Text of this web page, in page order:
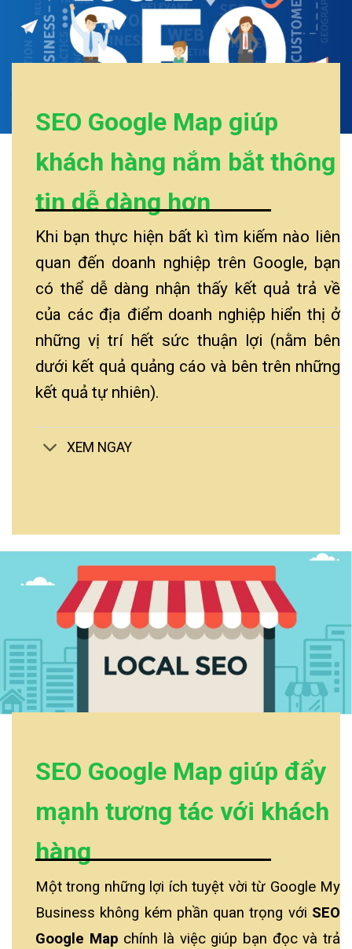
SEO Google Map giúp
khách hàng nắm bắt thông
tin dễ dàng hơn
Khi bạn thực hiện bất kì tìm kiếm nào liên
quan đến doanh nghiệp trên Google, bạn
có thể dễ dàng nhận thấy kết quả trả về
của các địa điểm doanh nghiệp hiển thị ở
những vị trí hết sức thuận lợi (nằm bên
dưới kết quả quảng cáo và bên trên những
kết quả tự nhiên).
XEM NGAY
SEO Google Map giúp đẩy
mạnh tương tác với khách
hàng
Một trong những lợi ích tuyệt vời từ Google My
Business không kém phần quan trọng với SEO
Google Map chính là việc giúp bạn đọc và trả